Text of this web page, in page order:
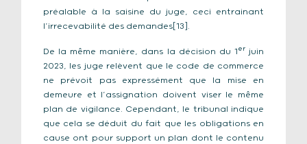
préalable à la saisine du juge, ceci entrainant
l’irrecevabilité des demandes[13].
De la même manière, dans la décision du 1er juin
2023, les juge relèvent que le code de commerce
ne prévoit pas expressément que la mise en
demeure et l’assignation doivent viser le même
plan de vigilance. Cependant, le tribunal indique
que cela se déduit du fait que les obligations en
cause ont pour support un plan dont le contenu